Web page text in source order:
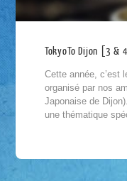
TokyoTo Dijon [3 &
Cette année, c’est
organisé par nos
Japonaise de
une thématique